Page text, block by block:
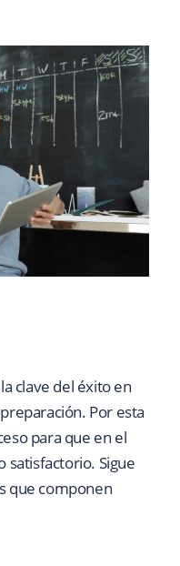
clave del éxito en
Por esta
para que en el
satisfactorio. Sigue
que componen